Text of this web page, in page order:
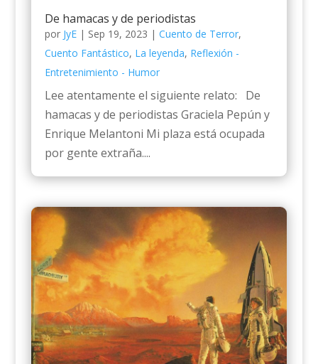
De hamacas y de periodistas
por JyE| Sep 19, 2023 | Cuento de Terror,
Cuento Fantástico, La leyenda, Reflexión -
Entretenimiento - Humor
Lee atentamente el siguiente relato: De
hamacas y de periodistas Graciela Pepún y
Enrique Melantoni Mi plaza está ocupada
por gente extraña....